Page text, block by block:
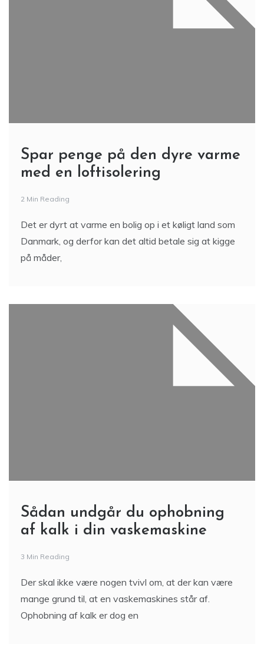
Spar penge på den dyre varme
med en loftisolering
2 Min Reading
Det er dyrt at varme en bolig op i et køligt land som
Danmark, og derfor kan det altid betale sig at kigge
på måder,
Sådan undgår du ophobning
af kalk i din vaskemaskine
3 Min Reading
Der skal ikke være nogen tvivl om, at der kan være
mange grund til, at en vaskemaskines står af.
Ophobning af kalk er dog en